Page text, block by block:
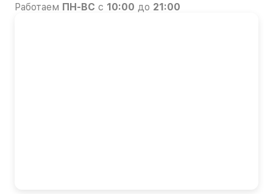
Работаем ПН-ВС с 10:00 до 21:00